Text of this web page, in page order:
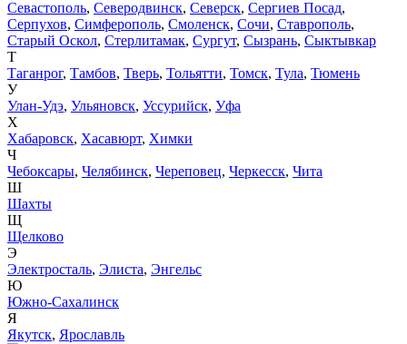
Севастополь, Северодвинск, Северск, Сергиев Посад,
Серпухов, Симферополь, Смоленск, Сочи, Ставрополь,
Старый Оскол, Стерлитамак, Сургут, Сызрань, Сыктывкар
Т
Таганрог, Тамбов, Тверь, Тольятти, Томск, Тула, Тюмень
У
Улан-Удэ, Ульяновск, Уссурийск, Уфа
Х
Хабаровск, Хасавюрт, Химки
Ч
Чебоксары, Челябинск, Череповец, Черкесск, Чита
Ш
Шахты
Щ
Щелково
Э
Электросталь, Элиста, Энгельс
Ю
Южно-Сахалинск
Я
Якутск, Ярославль